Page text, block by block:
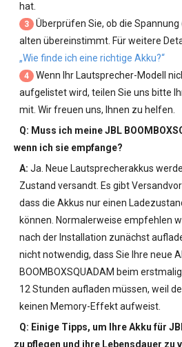
hat.
3
Überprüfen Sie, ob die
alten übereinstimmt. Für weitere
„Wie finde ich eine richtige Akku?“
4
Wenn Ihr Lautsprecher-Modell
aufgelistet wird, teilen Sie uns bitte
mit. Wir freuen uns, Ihnen zu helfen.
Q: Muss ich meineJBL
wenn ich sie empfange?
A: Ja. Neue Lautsprecherakkus
Zustand versandt. Es gibt
dass die Akkus nur einen
können. Normalerweise empfehlen
nach der Installation zunächst
nicht notwendig, dass Sie Ihre neue
BOOMBOXSQUADAM beim
12 Stunden aufladen müssen, weil
keinen Memory-Effekt aufweist.
Q: Einige Tipps, um IhreAkku für
zu pflegen und ihre Lebensdauer zu